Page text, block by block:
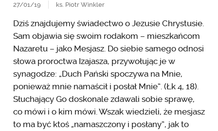
27/01/19 ks. Piotr Winkler
Dziś znajdujemy świadectwo o Jezusie Chrystusie.
Sam objawia się swoim rodakom – mieszkańcom
Nazaretu – jako Mesjasz. Do siebie samego odnosi
słowa proroctwa Izajasza, przywołując je w
synagodze: „Duch Pański spoczywa na Mnie,
ponieważ mnie namaścił i posłał Mnie”. (Łk 4, 18).
Słuchający Go doskonale zdawali sobie sprawę,
co mówi i o kim mówi. Wszak wiedzieli, że mesjasz
to ma być ktoś „namaszczony i posłany”, jak to